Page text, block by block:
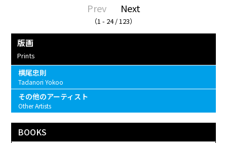
Prev Next
（1 - 24 / 123）
版画
Prints
横尾忠則
Tadanori Yokoo
その他のアーティスト
Other Artists
BOOKS